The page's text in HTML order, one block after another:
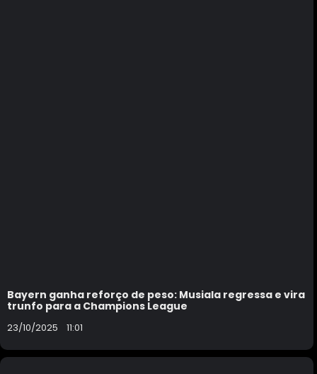
Bayern ganha reforço de peso: Musiala regressa e vira
trunfo para a Champions League
23/10/2025 11:01